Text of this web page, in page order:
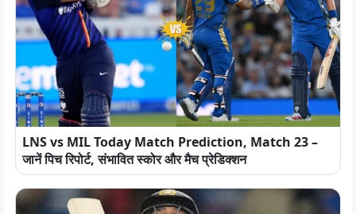
LNS vs MIL Today Match Prediction, Match 23 –
जानें पिच रिपोर्ट, संभावित स्कोर और मैच प्रेडिक्शन